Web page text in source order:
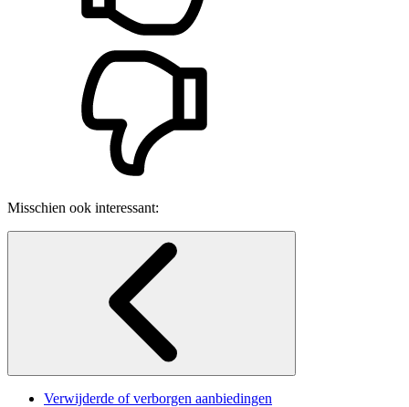
Misschien ook interessant:
Verwijderde of verborgen aanbiedingen